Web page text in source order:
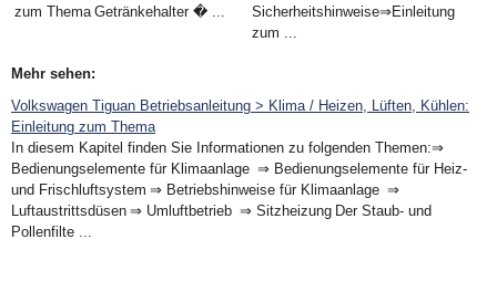
zum Thema Getränkehalter � ...
Sicherheitshinweise⇒Einleitung
zum ...
Mehr sehen:
Volkswagen Tiguan Betriebsanleitung > Klima / Heizen, Lüften, Kühlen:
Einleitung zum Thema
In diesem Kapitel finden Sie Informationen zu folgenden Themen:⇒
Bedienungselemente für Klimaanlage ⇒ Bedienungselemente für Heiz-
und Frischluftsystem ⇒ Betriebshinweise für Klimaanlage ⇒
Luftaustrittsdüsen ⇒ Umluftbetrieb ⇒ Sitzheizung Der Staub- und
Pollenfilte ...